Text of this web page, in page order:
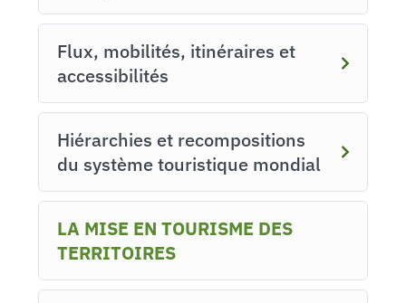
Flux, mobilités, itinéraires et
accessibilités
Hiérarchies et recompositions
du système touristique mondial
LA MISE EN TOURISME DES
TERRITOIRES